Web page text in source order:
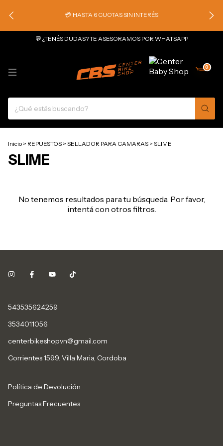
💳 HASTA 6 CUOTAS SIN INTERÉS
💬 ¿TENÉS DUDAS? TE ASESORAMOS POR WHATSAPP
0
Inicio > REPUESTOS > SELLADOR PARA CAMARAS > SLIME
SLIME
No tenemos resultados para tu búsqueda. Por favor,
intentá con otros filtros.
543535624259
3534011056
centerbikeshopvn@gmail.com
Corrientes 1599. Villa Maria, Cordoba
Política de Devolución
Preguntas Frecuentes